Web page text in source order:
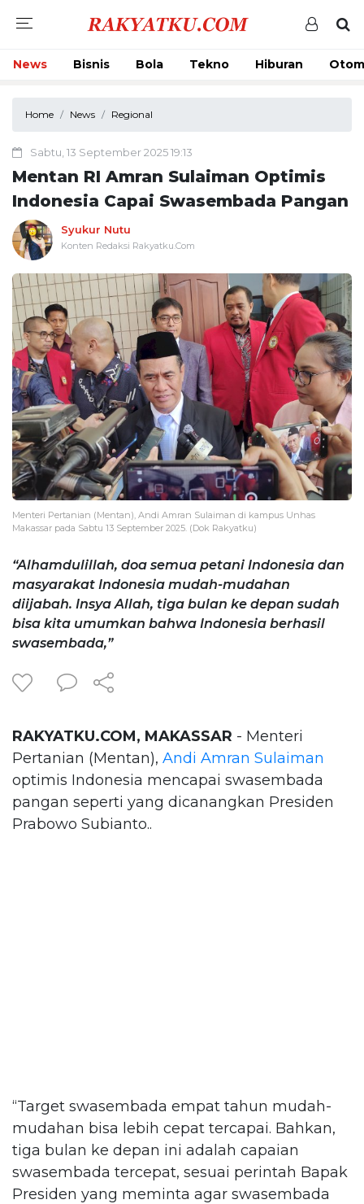
News Bisnis Bola Tekno Hiburan
Home News Regional
Sabtu, 13 September 2025 19:13
Mentan RI Amran Sulaiman Optimis
Indonesia Capai Swasembada Pangan
Syukur Nutu
Konten Redaksi Rakyatku.Com
Menteri Pertanian (Mentan), Andi Amran Sulaiman di kampus Unhas
Makassar pada Sabtu 13 September 2025. (Dok Rakyatku)
“Alhamdulillah, doa semua petani Indonesia dan
masyarakat Indonesia mudah-mudahan
diijabah. Insya Allah, tiga bulan ke depan sudah
bisa kita umumkan bahwa Indonesia berhasil
swasembada,”
RAKYATKU.COM, MAKASSAR - Menteri
Pertanian (Mentan), Andi Amran Sulaiman
optimis Indonesia mencapai swasembada
pangan seperti yang dicanangkan Presiden
Prabowo Subianto..
“Target swasembada empat tahun mudah-
mudahan bisa lebih cepat tercapai. Bahkan,
tiga bulan ke depan ini adalah capaian
swasembada tercepat, sesuai perintah Bapak
Presiden yang meminta agar swasembada